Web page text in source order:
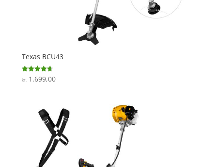
Texas BCU43
Vurderet
4.7
kr. 1.699,00